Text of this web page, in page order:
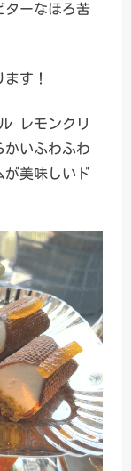
ターなほろ苦
す！
レモンクリ
かいふわふわ
が美味しいド